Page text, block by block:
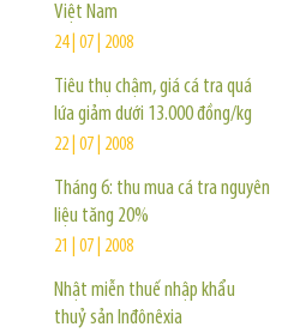
Việt Nam
24 | 07 | 2008
Tiêu thụ chậm, giá cá tra quá
lứa giảm dưới 13.000 đồng/kg
22 | 07 | 2008
Tháng 6: thu mua cá tra nguyên
liệu tăng 20%
21 | 07 | 2008
Nhật miễn thuế nhập khẩu
thuỷ sản Inđônêxia